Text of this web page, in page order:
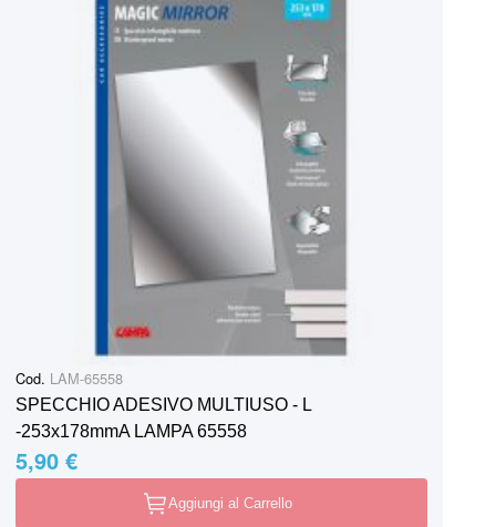
Cod. LAM-65558
SPECCHIO ADESIVO MULTIUSO - L
-253x178mmA LAMPA 65558
5,90 €
Aggiungi al Carrello